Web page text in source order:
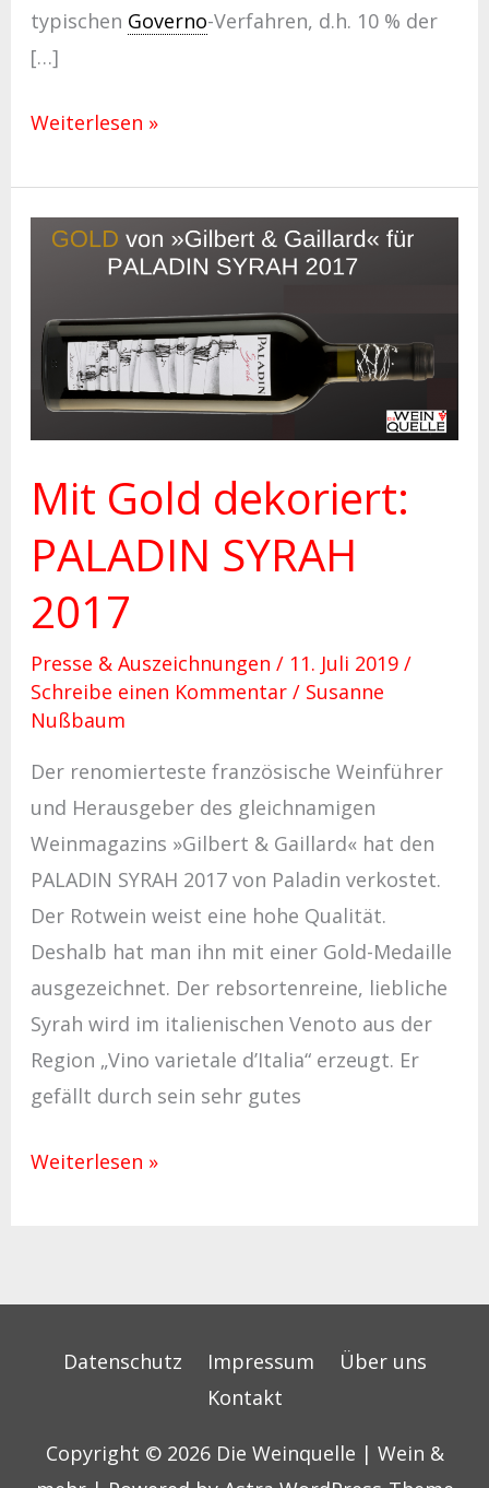
typischen Governo-Verfahren, d.h. 10 % der
[…]
Weiterlesen »
Mit Gold dekoriert:
PALADIN SYRAH
2017
Presse & Auszeichnungen / 11. Juli 2019 /
Schreibe einen Kommentar / Susanne
Nußbaum
Der renomierteste französische Weinführer
und Herausgeber des gleichnamigen
Weinmagazins »Gilbert & Gaillard« hat den
PALADIN SYRAH 2017 von Paladin verkostet.
Der Rotwein weist eine hohe Qualität.
Deshalb hat man ihn mit einer Gold-Medaille
ausgezeichnet. Der rebsortenreine, liebliche
Syrah wird im italienischen Venoto aus der
Region „Vino varietale d’Italia“ erzeugt. Er
gefällt durch sein sehr gutes
Mit
PALADIN
SYRAH
2017
Weiterlesen »
Datenschutz Impressum
Über uns
Kontakt
Copyright © 2026 Die Weinquelle | Wein &